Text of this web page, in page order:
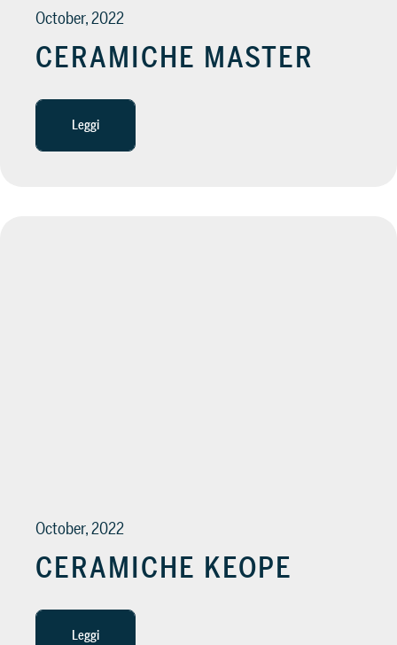
October, 2022
CERAMICHE MASTER
Leggi
October, 2022
CERAMICHE KEOPE
Leggi